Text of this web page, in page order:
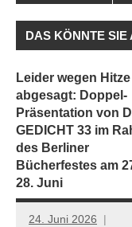
DAS KÖNNTE SIE
Leider wegen Hitze
abgesagt: Doppel-
Präsentation von
GEDICHT 33 im
des Berliner
Bücherfestes am
28. Juni
24. Juni 2026